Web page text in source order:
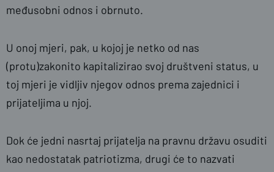
međusobni odnos i obrnuto.
U onoj mjeri, pak, u kojoj je netko od nas
(protu)zakonito kapitalizirao svoj društveni status, u
toj mjeri je vidljiv njegov odnos prema zajednici i
prijateljima u njoj.
Dok će jedni nasrtaj prijatelja na pravnu državu osuditi
kao nedostatak patriotizma, drugi će to nazvati